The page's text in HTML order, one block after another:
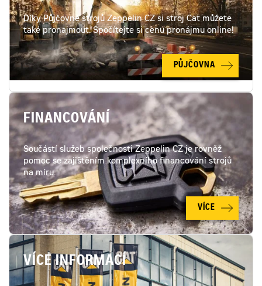
Díky Půjčovně strojů Zeppelin CZ si stroj Cat můžete
také pronajmout. Spočítejte si cenu pronájmu online!
PŮJČOVNA
FINANCOVÁNÍ
Součástí služeb společnosti Zeppelin CZ je rovněž
pomoc se zajištěním komplexního financování strojů
na míru.
VÍCE
VÍCE INFORMACÍ